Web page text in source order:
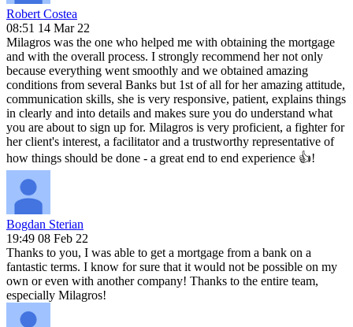
Robert Costea
08:51 14 Mar 22
Milagros was the one who helped me with obtaining the mortgage
and with the overall process. I strongly recommend her not only
because everything went smoothly and we obtained amazing
conditions from several Banks but 1st of all for her amazing attitude,
communication skills, she is very responsive, patient, explains things
in clearly and into details and makes sure you do understand what
you are about to sign up for. Milagros is very proficient, a fighter for
her client's interest, a facilitator and a trustworthy representative of
how things should be done - a great end to end experience 👍!
Bogdan Sterian
19:49 08 Feb 22
Thanks to you, I was able to get a mortgage from a bank on a
fantastic terms. I know for sure that it would not be possible on my
own or even with another company! Thanks to the entire team,
especially Milagros!